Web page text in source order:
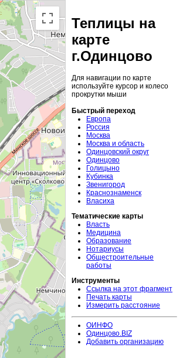
Теплицы на
карте
г.Одинцово
Для навигации по карте
используйте курсор и колесо
прокрутки мыши
Быстрый переход
Европа
Россия
Москва
Москва и область
Одинцовский округ
Одинцово
Голицыно
Кубинка
Звенигород
Краснознаменск
Власиха
Тематические карты
Власть
Медицина
Образование
Нотариусы
Общестроительные
работы
Инструменты
Ссылка на этот фрагмент
Печать карты
Измерить расстояние
ОИНФО
Одинцово.BIZ
Добавить организацию